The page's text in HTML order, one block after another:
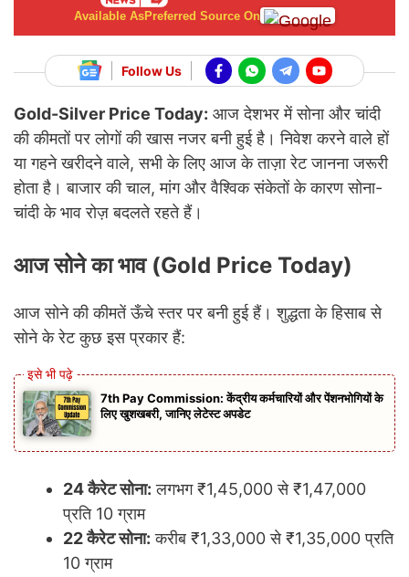
Available AsPreferred Source On
Follow Us
Gold-Silver Price Today: आज देशभर में सोना और चांदी
की कीमतों पर लोगों की खास नजर बनी हुई है। निवेश करने वाले हों
या गहने खरीदने वाले, सभी के लिए आज के ताज़ा रेट जानना जरूरी
होता है। बाजार की चाल, मांग और वैश्विक संकेतों के कारण सोना-
चांदी के भाव रोज़ बदलते रहते हैं।
आज सोने का भाव (Gold Price Today)
आज सोने की कीमतें ऊँचे स्तर पर बनी हुई हैं। शुद्धता के हिसाब से
सोने के रेट कुछ इस प्रकार हैं:
7th Pay Commission: केंद्रीय कर्मचारियों और पेंशनभोगियों के
लिए खुशखबरी, जानिए लेटेस्ट अपडेट
24 कैरेट सोना: लगभग ₹1,45,000 से ₹1,47,000
प्रति 10 ग्राम
22 कैरेट सोना: करीब ₹1,33,000 से ₹1,35,000 प्रति
10 ग्राम